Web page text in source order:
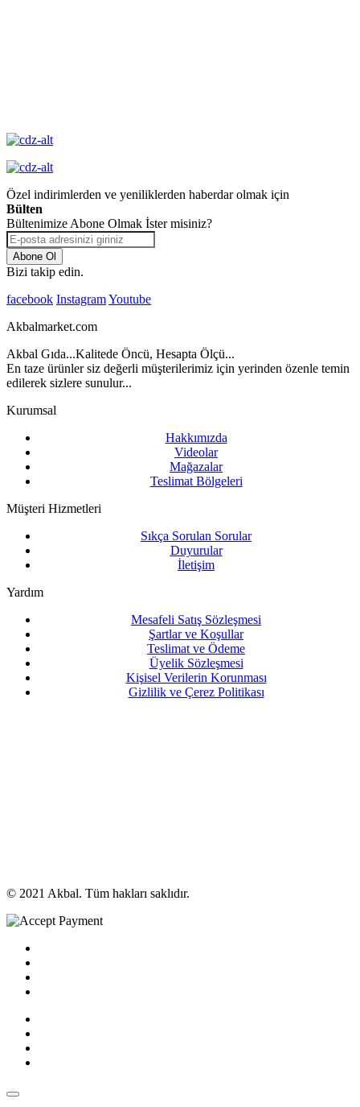
Özel indirimlerden ve yeniliklerden haberdar olmak için
Bülten
Bültenimize Abone Olmak İster misiniz?
Abone Ol
Bizi takip edin.
facebook InstagramYoutube
Akbalmarket.com
Akbal Gıda...Kalitede Öncü, Hesapta Ölçü...
En taze ürünler siz değerli müşterilerimiz için yerinden özenle temin
edilerek sizlere sunulur...
Kurumsal
Hakkımızda
Videolar
Mağazalar
Teslimat Bölgeleri
Müşteri Hizmetleri
Sıkça Sorulan Sorular
Duyurular
İletişim
Yardım
Mesafeli Satış Sözleşmesi
Şartlar ve Koşullar
Teslimat ve Ödeme
Üyelik Sözleşmesi
Kişisel Verilerin Korunması
Gizlilik ve Çerez Politikası
© 2021 Akbal. Tüm hakları saklıdır.